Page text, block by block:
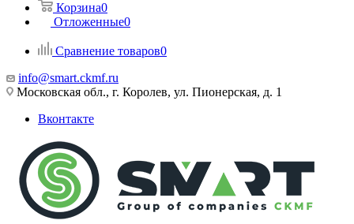
Корзина0
Отложенные0
Сравнение товаров0
info@smart.ckmf.ru
Московская обл., г. Королев, ул. Пионерская, д. 1
Вконтакте